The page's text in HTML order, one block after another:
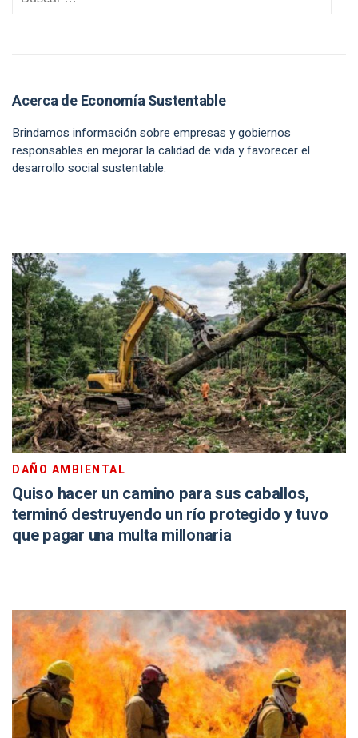
Acerca de Economía Sustentable
Brindamos información sobre empresas y gobiernos
responsables en mejorar la calidad de vida y favorecer el
desarrollo social sustentable.
DAÑO AMBIENTAL
Quiso hacer un camino para sus caballos,
terminó destruyendo un río protegido y tuvo
que pagar una multa millonaria